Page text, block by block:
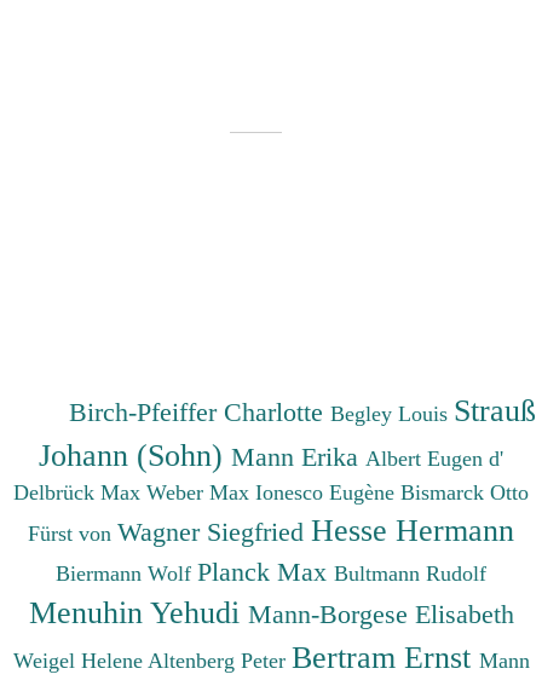
Birch-Pfeiffer CharlotteBegley Louis Strauß
Johann (Sohn) Mann Erika Albert Eugen d'
Delbrück Max Weber Max Ionesco Eugène Bismarck Otto
Fürst von Wagner Siegfried Hesse Hermann
Biermann Wolf Planck Max Bultmann Rudolf
Menuhin Yehudi Mann-Borgese Elisabeth
Weigel Helene Altenberg Peter Bertram Ernst Mann